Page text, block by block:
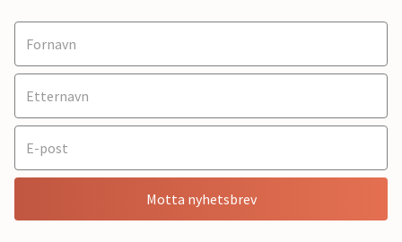
Motta nyhetsbrev